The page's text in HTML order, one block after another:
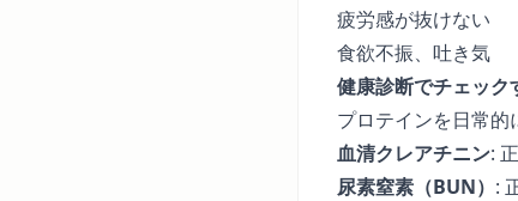
疲労感が抜けない
食欲不振、吐き気
健康診断でチェック
プロテインを日常的
血清クレアチニン:
尿素窒素（BUN） :